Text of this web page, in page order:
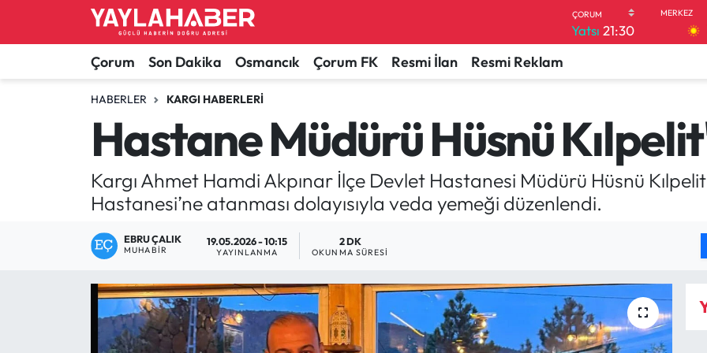
Yatsı 21:30
Çorum Son Dakika Osmancık Çorum FK Resmi İlan Resmi Reklam
HABERLER KARGI HABERLERI
Hastane Müdürü Hüsnü
Kargı Ahmet Hamdi Akpınar İlçe Devlet Hastanesi Müdürü Hüsnü
Hastanesi’ne atanması dolayısıyla veda yemeği düzenlendi.
EBRU ÇALIK
MUHABIR
19.05.2026 - 10:15
YAYINLANMA
2 DK
OKUNMA SÜRESI
Alaca Haberleri
Bayat Haberleri
Bilgi - Keşfet Haberleri
Bilim ve Teknoloji
Çorum Haberleri
Çorum Son Dakika Haberleri
Dodurga Haberleri
Çorum Nöbetçi Eczaneler
Çorum Hava Durumu
Çorum Namaz Vakitleri
Çorum Trafik Yoğunluk Haritası
Tüm Manşetler
Son Dakika Haberleri
Haber Arşivi